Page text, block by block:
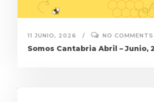
11 JUNIO, 2026 NO COMMENTS
Somos Cantabria Abril – Junio,